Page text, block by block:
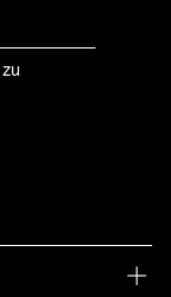
zu